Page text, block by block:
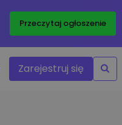
Przeczytaj ogłoszenie
Zarejestruj się